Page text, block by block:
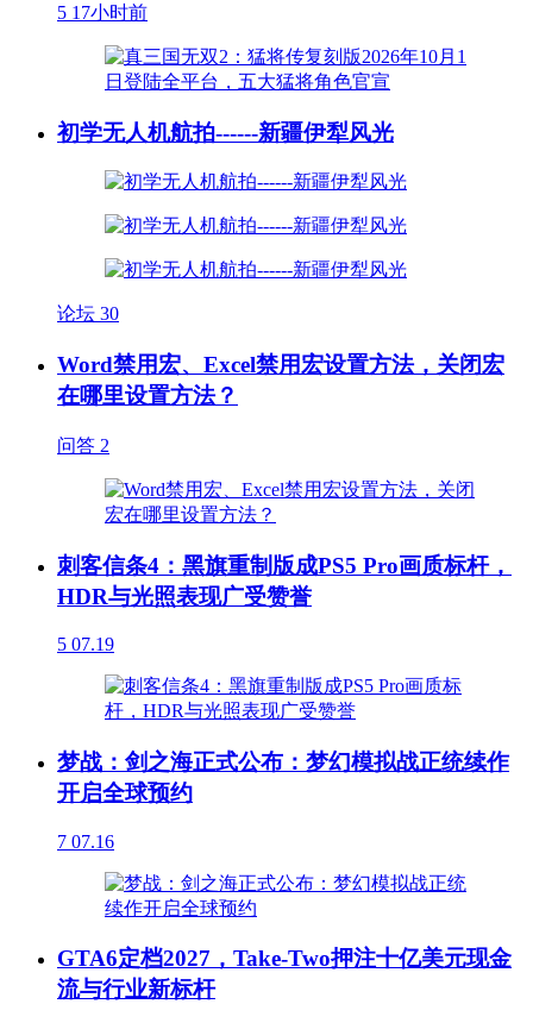
5 17小时前
初学无人机航拍------新疆伊犁风光
论坛 30
Word禁用宏、Excel禁用宏设置方法，关闭宏
在哪里设置方法？
问答 2
刺客信条4：黑旗重制版成PS5 Pro画质标杆，
HDR与光照表现广受赞誉
5 07.19
梦战：剑之海正式公布：梦幻模拟战正统续作
开启全球预约
7 07.16
GTA6定档2027，Take-Two押注十亿美元现金
流与行业新标杆